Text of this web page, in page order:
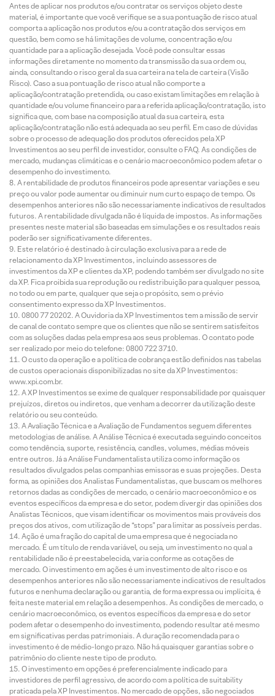
Antes de aplicar nos produtos e/ou contratar os serviços objeto deste
material, é importante que você verifique se a sua pontuação de risco atual
comporta a aplicação nos produtos e/ou a contratação dos serviços em
questão, bem como se há limitações de volume, concentração e/ou
quantidade para a aplicação desejada. Você pode consultar essas
informações diretamente no momento da transmissão da sua ordem ou,
ainda, consultando o risco geral da sua carteira na tela de carteira (Visão
Risco). Caso a sua pontuação de risco atual não comporte a
aplicação/contratação pretendida, ou caso existam limitações em relação à
quantidade e/ou volume financeiro para a referida aplicação/contratação, isto
significa que, com base na composição atual da sua carteira, esta
aplicação/contratação não está adequada ao seu perfil. Em caso de dúvidas
sobre o processo de adequação dos produtos oferecidos pela XP
Investimentos ao seu perfil de investidor, consulte o FAQ. As condições de
mercado, mudanças climáticas e o cenário macroeconômico podem afetar o
desempenho do investimento.
A rentabilidade de produtos financeiros pode apresentar variações e seu
preço ou valor pode aumentar ou diminuir num curto espaço de tempo. Os
desempenhos anteriores não são necessariamente indicativos de resultados
futuros. A rentabilidade divulgada não é líquida de impostos. As informações
presentes neste material são baseadas em simulações e os resultados reais
poderão ser significativamente diferentes.
Este relatório é destinado à circulação exclusiva para a rede de
relacionamento da XP Investimentos, incluindo assessores de
investimentos da XP e clientes da XP, podendo também ser divulgado no site
da XP. Fica proibida sua reprodução ou redistribuição para qualquer pessoa,
no todo ou em parte, qualquer que seja o propósito, sem o prévio
consentimento expresso da XP Investimentos.
0800 77 20202. A Ouvidoria da XP Investimentos tem a missão de servir
de canal de contato sempre que os clientes que não se sentirem satisfeitos
com as soluções dadas pela empresa aos seus problemas. O contato pode
ser realizado por meio do telefone: 0800 722 3710.
O custo da operação e a política de cobrança estão definidos nas tabelas
de custos operacionais disponibilizadas no site da XP Investimentos:
www.xpi.com.br.
A XP Investimentos se exime de qualquer responsabilidade por quaisquer
prejuízos, diretos ou indiretos, que venham a decorrer da utilização deste
relatório ou seu conteúdo.
A Avaliação Técnica e a Avaliação de Fundamentos seguem diferentes
metodologias de análise. A Análise Técnica é executada seguindo conceitos
como tendência, suporte, resistência, candles, volumes, médias móveis
entre outros. Já a Análise Fundamentalista utiliza como informação os
resultados divulgados pelas companhias emissoras e suas projeções. Desta
forma, as opiniões dos Analistas Fundamentalistas, que buscam os melhores
retornos dadas as condições de mercado, o cenário macroeconômico e os
eventos específicos da empresa e do setor, podem divergir das opiniões dos
Analistas Técnicos, que visam identificar os movimentos mais prováveis dos
preços dos ativos, com utilização de “stops” para limitar as possíveis perdas.
Ação é uma fração do capital de uma empresa que é negociada no
mercado. É um título de renda variável, ou seja, um investimento no qual a
rentabilidade não é preestabelecida, varia conforme as cotações de
mercado. O investimento em ações é um investimento de alto risco e os
desempenhos anteriores não são necessariamente indicativos de resultados
futuros e nenhuma declaração ou garantia, de forma expressa ou implícita, é
feita neste material em relação a desempenhos. As condições de mercado, o
cenário macroeconômico, os eventos específicos da empresa e do setor
podem afetar o desempenho do investimento, podendo resultar até mesmo
em significativas perdas patrimoniais. A duração recomendada para o
investimento é de médio-longo prazo. Não há quaisquer garantias sobre o
patrimônio do cliente neste tipo de produto.
O investimento em opções é preferencialmente indicado para
investidores de perfil agressivo, de acordo com a política de suitability
praticada pela XP Investimentos. No mercado de opções, são negociados